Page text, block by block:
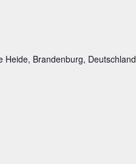
Heide, Brandenburg, Deutschland